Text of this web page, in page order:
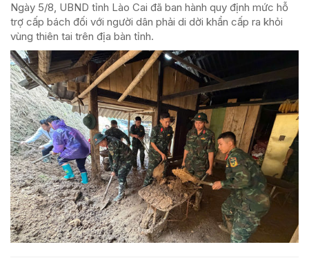
Ngày 5/8, UBND tỉnh Lào Cai đã ban hành quy định mức hỗ
trợ cấp bách đối với người dân phải di dời khẩn cấp ra khỏi
vùng thiên tai trên địa bàn tỉnh.